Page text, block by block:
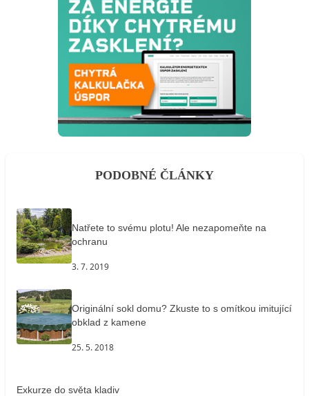
PODOBNÉ ČLÁNKY
Natřete to svému plotu! Ale nezapomeňte na
ochranu
3. 7. 2019
Originální sokl domu? Zkuste to s omítkou imitující
obklad z kamene
25. 5. 2018
Exkurze do světa kladiv